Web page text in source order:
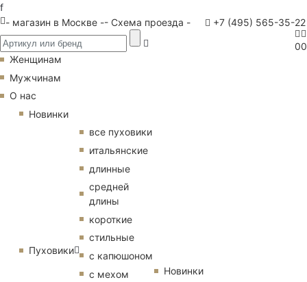
f
- магазин в Москве -- Схема проезда - +7 (495) 565-35-22
00
Женщинам
Мужчинам
О нас
Новинки
Пуховики
все пуховики
итальянские
длинные
средней
длины
короткие
стильные
с капюшоном
с мехом
Новинки